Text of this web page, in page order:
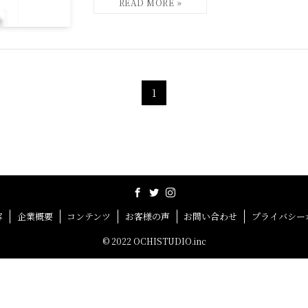
1
企業概要 コンテンツ お客様の声 お問い合わせ プライバシ
©2022 OCHISTUDIO.inc